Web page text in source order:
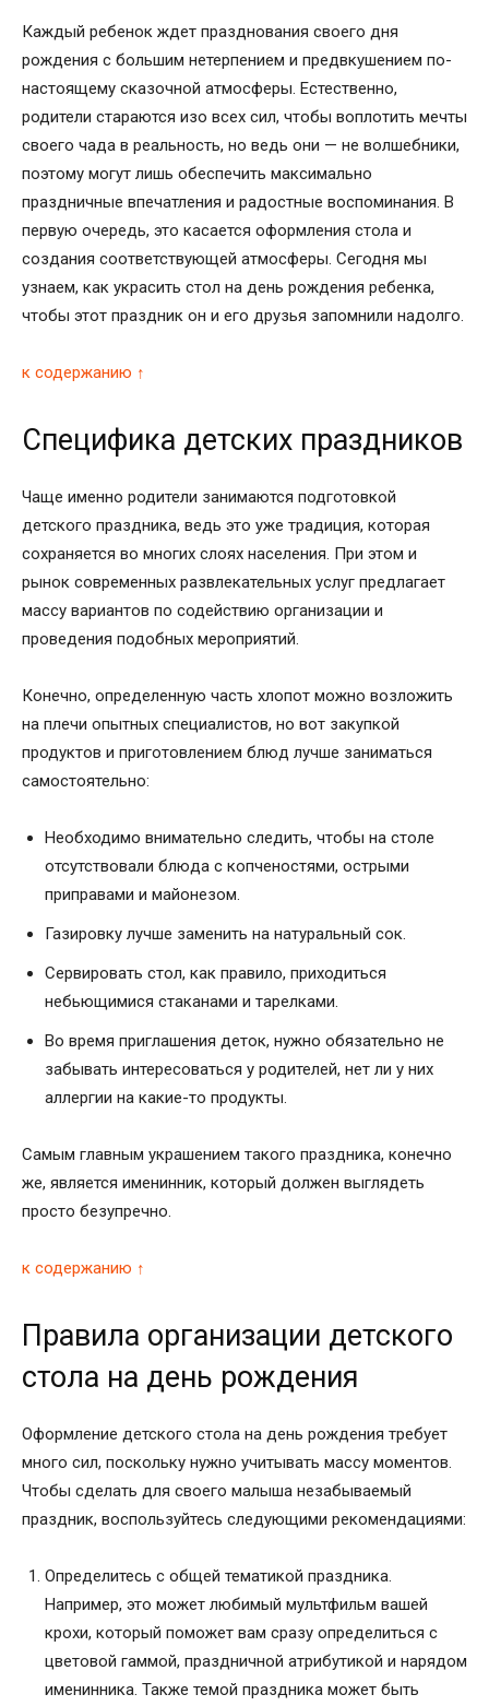
Каждый ребенок ждет празднования своего дня
рождения с большим нетерпением и предвкушением по-
настоящему сказочной атмосферы. Естественно,
родители стараются изо всех сил, чтобы воплотить мечты
своего чада в реальность, но ведь они — не волшебники,
поэтому могут лишь обеспечить максимально
праздничные впечатления и радостные воспоминания. В
первую очередь, это касается оформления стола и
создания соответствующей атмосферы. Сегодня мы
узнаем, как украсить стол на день рождения ребенка,
чтобы этот праздник он и его друзья запомнили надолго.
к содержанию ↑
Специфика детских праздников
Чаще именно родители занимаются подготовкой
детского праздника, ведь это уже традиция, которая
сохраняется во многих слоях населения. При этом и
рынок современных развлекательных услуг предлагает
массу вариантов по содействию организации и
проведения подобных мероприятий.
Конечно, определенную часть хлопот можно возложить
на плечи опытных специалистов, но вот закупкой
продуктов и приготовлением блюд лучше заниматься
самостоятельно:
Необходимо внимательно следить, чтобы на столе
отсутствовали блюда с копченостями, острыми
приправами и майонезом.
Газировку лучше заменить на натуральный сок.
Сервировать стол, как правило, приходиться
небьющимися стаканами и тарелками.
Во время приглашения деток, нужно обязательно не
забывать интересоваться у родителей, нет ли у них
аллергии на какие-то продукты.
Самым главным украшением такого праздника, конечно
же, является именинник, который должен выглядеть
просто безупречно.
к содержанию ↑
Правила организации детского
стола на день рождения
Оформление детского стола на день рождения требует
много сил, поскольку нужно учитывать массу моментов.
Чтобы сделать для своего малыша незабываемый
праздник, воспользуйтесь следующими рекомендациями:
Определитесь с общей тематикой праздника.
Например, это может любимый мультфильм вашей
крохи, который поможет вам сразу определиться с
цветовой гаммой, праздничной атрибутикой и нарядом
именинника. Также темой праздника может быть